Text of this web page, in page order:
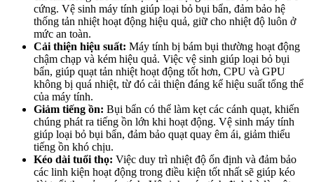
cứng. Vệ sinh máy tính giúp loại bỏ bụi bẩn, đảm bảo hệ
thống tản nhiệt hoạt động hiệu quả, giữ cho nhiệt độ luôn ở
mức an toàn.
Cải thiện hiệu suất: Máy tính bị bám bụi thường hoạt động
chậm chạp và kém hiệu quả. Việc vệ sinh giúp loại bỏ bụi
bẩn, giúp quạt tản nhiệt hoạt động tốt hơn, CPU và GPU
không bị quá nhiệt, từ đó cải thiện đáng kể hiệu suất tổng thể
của máy tính.
Giảm tiếng ồn: Bụi bẩn có thể làm kẹt các cánh quạt, khiến
chúng phát ra tiếng ồn lớn khi hoạt động. Vệ sinh máy tính
giúp loại bỏ bụi bẩn, đảm bảo quạt quay êm ái, giảm thiểu
tiếng ồn khó chịu.
Kéo dài tuổi thọ: Việc duy trì nhiệt độ ổn định và đảm bảo
các linh kiện hoạt động trong điều kiện tốt nhất sẽ giúp kéo